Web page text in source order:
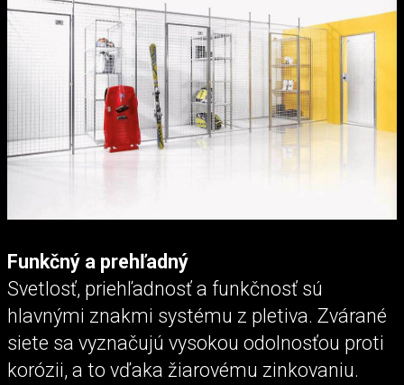
Funkčný a prehľadný
Svetlosť, priehľadnosť a funkčnosť sú
hlavnými znakmi systému z pletiva. Zvárané
siete sa vyznačujú vysokou odolnosťou proti
korózii, a to vďaka žiarovému zinkovaniu.